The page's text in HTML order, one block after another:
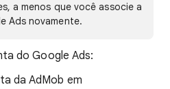
a menos que você associe a
Ads novamente.
do Google Ads:
da AdMob em